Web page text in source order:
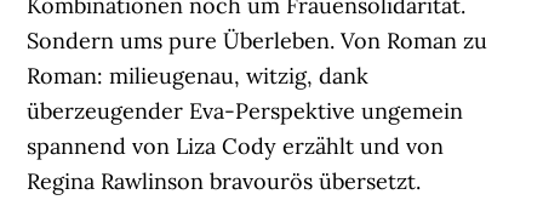
Sondern ums pure Überleben. Von Roman zu
Roman: milieugenau, witzig, dank
überzeugender Eva-Perspektive ungemein
spannend von Liza Cody erzählt und von
Regina Rawlinson bravourös übersetzt.